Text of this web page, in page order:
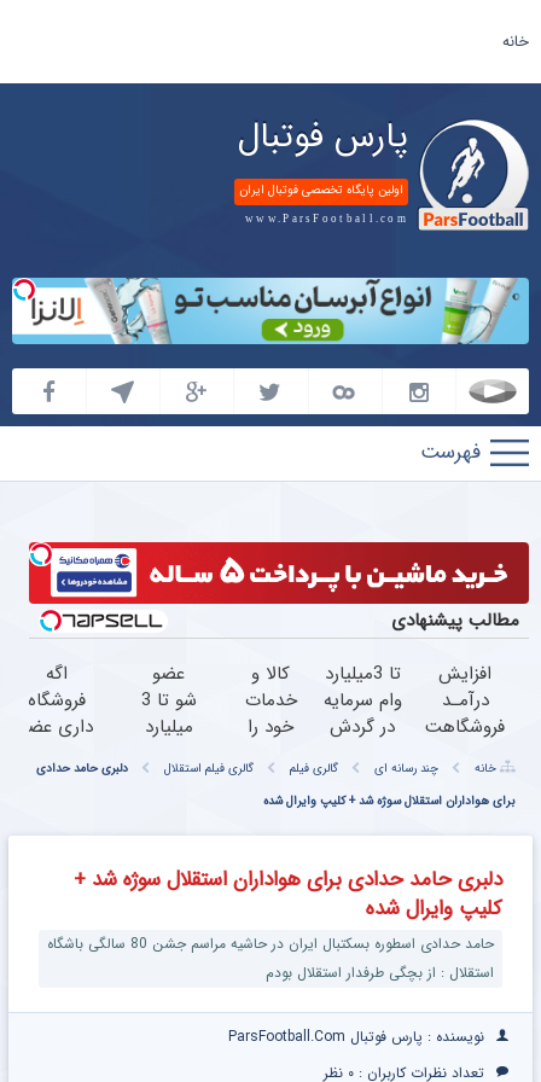
خانه
پارس فوتبال
اولین پایگاه تخصصی فوتبال ایران
www.ParsFootball.com
پارس
فوتبال
مطالب پیشنهادی
افزایش
درآمـد
فروشگاهت
کن
تا 3میلیارد
وام سرمایه
در گردش
=>
فروشگاهت
رو ثبت
کالا و
خدمات
خود را
صورت
اقساطی
بفروشید
عضو
شو تا 3
میلیارد
« ویژه
ها »
اگه
فروشگاه
داری عضو
دیجی پی
فروش رو
خانه چند رسانه ای گالری فیلم گالری فیلم استقلال
دلبری حامد حدادی
برای هواداران استقلال سوژه شد + کلیپ وایرال شده
دلبری حامد حدادی برای هواداران استقلال سوژه شد +
کلیپ وایرال شده
حامد حدادی اسطوره بسکتبال ایران در حاشیه مراسم جشن 80 سالگی باشگاه
استقلال : از بچگی طرفدار استقلال بودم
نویسنده : پارس فوتبال ParsFootball.Com
تعداد نظرات کاربران : ۰ نظر